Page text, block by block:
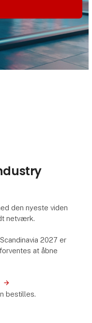
den nyeste viden
netværk.
2027 er
at åbne
bestilles.